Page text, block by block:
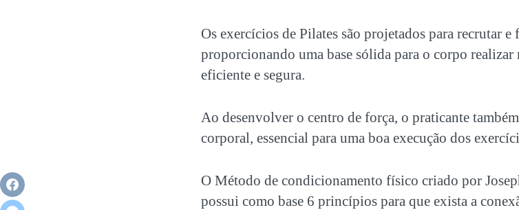
Os exercícios de Pilates são projetados para recrutar e
proporcionando uma base sólida para o corpo
eficiente e segura.
Ao desenvolver o centro de força, o praticante
corporal, essencial para uma boa execução dos
O Método de condicionamento físico criado por
possui como base 6 princípios para que exista a